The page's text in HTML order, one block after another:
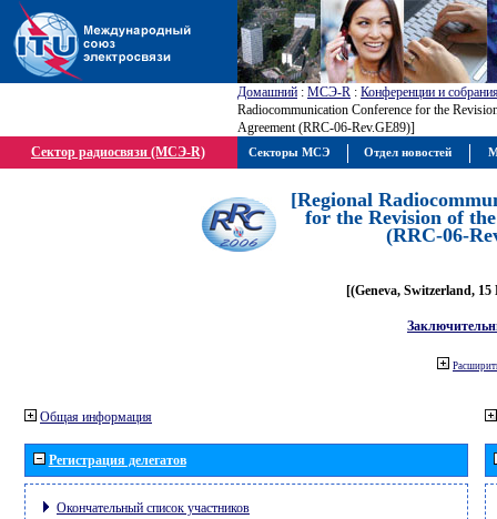
Домашний : МСЭ-R : Конференции и
Radiocommunication Conference for the
Agreement (RRC-06-Rev.GE89)]
Сектор радиосвязи (МСЭ-R)
[Regional
for the Revision of
(RRC-06-
[(Geneva, Switzerland, 15
Общая информация
Регистрация делегатов
Окончательный список участников
Секторы МСЭ Отдел новостей